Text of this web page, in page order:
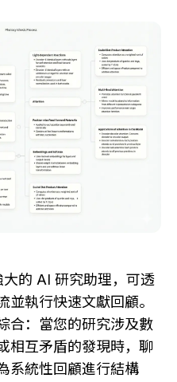
的 AI 研究助理，可透
執行快速文獻回顧。
合：當您的研究涉及數
相互矛盾的發現時，聊
系統性回顧進行結構